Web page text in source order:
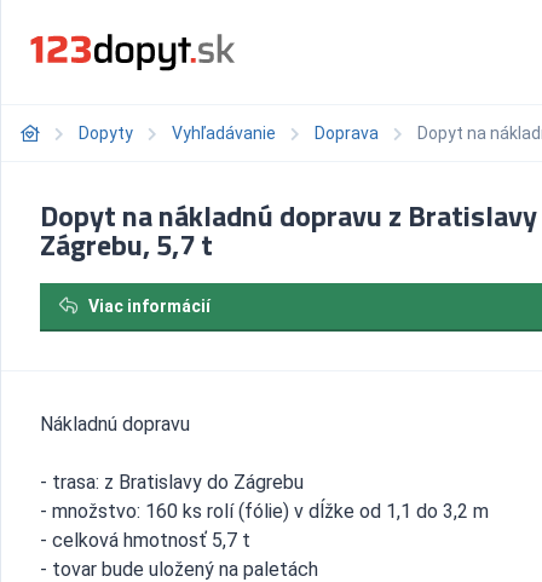
Dopyty Vyhľadávanie Doprava Dopyt na
Dopyt na nákladnú dopravu z
Zágrebu, 5,7 t
Viac informácií
Nákladnú dopravu
- trasa: z Bratislavy do Zágrebu
- množstvo: 160 ks rolí (fólie) v dĺžke od 1,1 do 3,2 m
- celková hmotnosť 5,7 t
- tovar bude uložený na paletách